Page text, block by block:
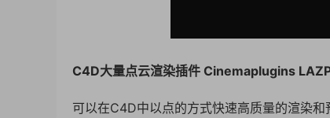
C4D大量点云渲染插件 Cinemaplugins
可以在C4D中以点的方式快速高质量的渲染和